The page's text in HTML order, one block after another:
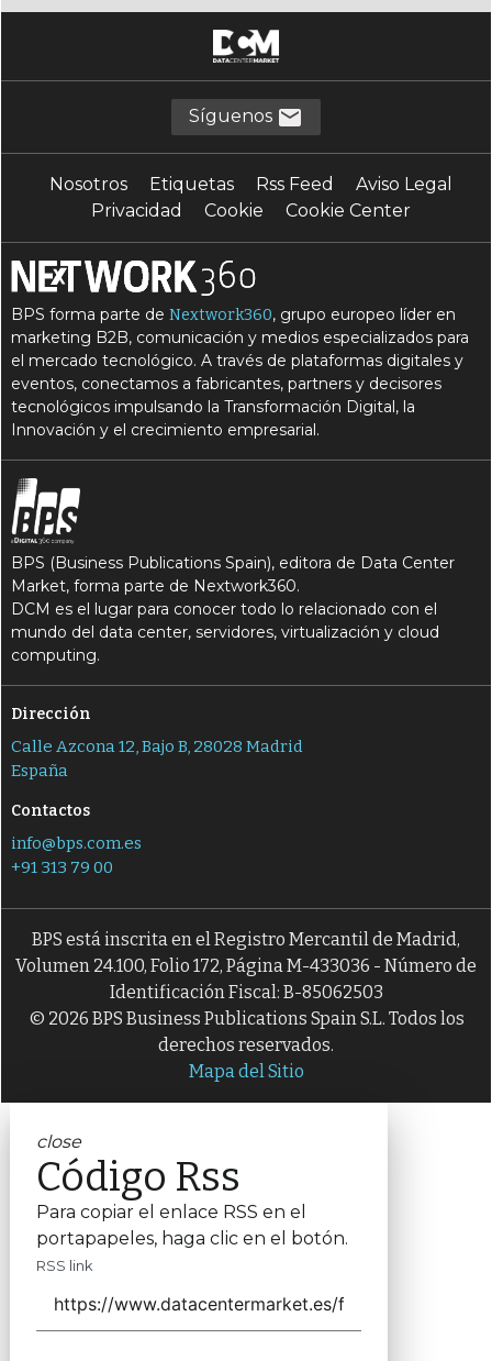
Síguenos
Nosotros Etiquetas Rss Feed
Aviso Legal
Privacidad
Cookie Cookie Center
BPS forma parte deNextwork360, grupo europeo líder en
marketing B2B, comunicación y medios especializados para
el mercado tecnológico. A través de plataformas digitales y
eventos, conectamos a fabricantes, partners y decisores
tecnológicos impulsando la Transformación Digital, la
Innovación y el crecimiento empresarial.
BPS (Business Publications Spain), editora de Data Center
Market, forma parte de Nextwork360.
DCM es el lugar para conocer todo lo relacionado con el
mundo del data center, servidores, virtualización y cloud
computing.
Dirección
Calle Azcona 12, Bajo B, 28028 Madrid
España
Contactos
info@bps.com.es
+91 313 79 00
BPS está inscrita en el Registro Mercantil de Madrid,
Volumen 24.100, Folio 172, Página M-433036 - Número de
Identificación Fiscal: B-85062503
© 2026 BPS Business Publications Spain S.L. Todos los
derechos reservados.
Mapa del Sitio
close
Código Rss
Para copiar el enlace RSS en el
portapapeles, haga clic en el botón.
RSS link